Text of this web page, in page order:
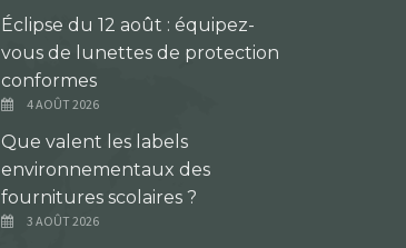
Éclipse du 12 août : équipez-
vous de lunettes de protection
conformes
4 AOÛT 2026
Que valent les labels
environnementaux des
fournitures scolaires ?
3 AOÛT 2026